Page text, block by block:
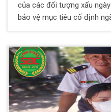
của các đối tượng xấu
bảo vệ mục tiêu cố định